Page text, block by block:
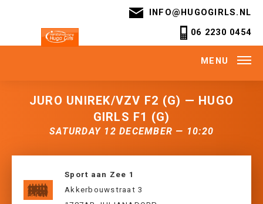
INFO@HUGOGIRLS.NL
06 2230 0454
MENU
JURO UNIREK/VZV F2 (G) — HUGO
GIRLS F1 (G)
SATURDAY 12 DECEMBER — 10:20
Sport aan Zee 1
Akkerbouwstraat 3